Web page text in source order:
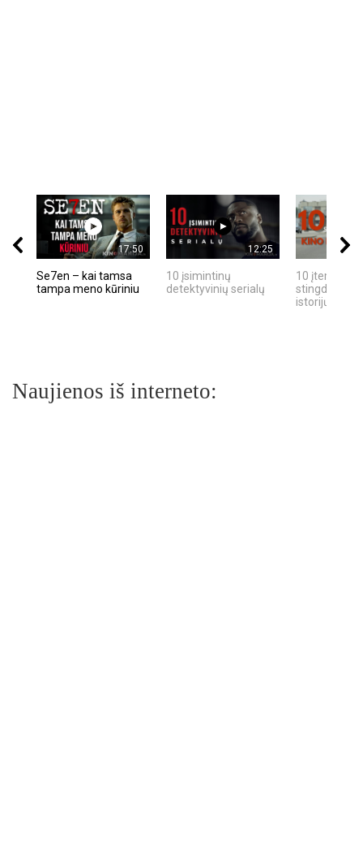
17:50
Se7en – kai tamsa
tampa meno kūriniu
12:25
10 įsimintinų
detektyvinių serialų
10 įtemptų,
stingdančių
istorijų
Naujienos iš interneto: